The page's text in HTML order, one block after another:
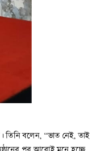
তিনি বলেন, “ভাত নেই, তাই